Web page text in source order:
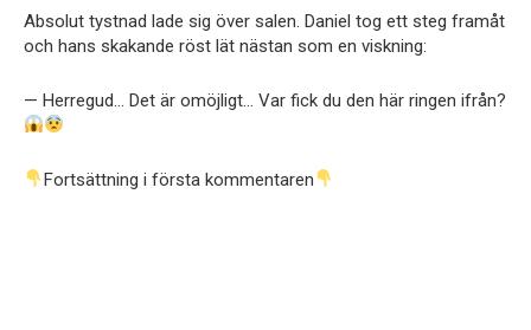
Absolut tystnad lade sig över salen. Daniel tog ett steg framåt
och hans skakande röst lät nästan som en viskning:
— Herregud… Det är omöjligt… Var fick du den här ringen ifrån?
Fortsättning i första kommentaren